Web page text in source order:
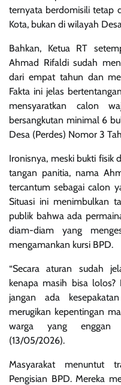
ternyata berdomisili tetap
Kota, bukan di wilayah
Bahkan, Ketua RT
Ahmad Rifaldi sudah
dari empat tahun dan
Fakta ini jelas
mensyaratkan calon
bersangkutan minimal 6
Desa (Perdes) Nomor 3
Ironisnya, meski bukti fisik
tangan panitia, nama
tercantum sebagai calon
Situasi ini menimbulkan
publik bahwa ada
diam-diam yang
mengamankan kursi BPD.
“Secara aturan sudah
kenapa masih bisa lolos?
jangan ada
merugikan kepentingan
warga yang enggan
(13/05/2026).
Masyarakat menuntut
Pengisian BPD. Mereka